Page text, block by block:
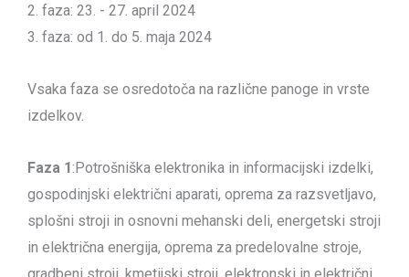
2. faza: 23. - 27. april 2024
3. faza: od 1. do 5. maja 2024
Vsaka faza se osredotoča na različne panoge in vrste
izdelkov.
Faza 1:Potrošniška elektronika in informacijski izdelki,
gospodinjski električni aparati, oprema za razsvetljavo,
splošni stroji in osnovni mehanski deli, energetski stroji
in električna energija, oprema za predelovalne stroje,
gradbeni stroji, kmetijski stroji, elektronski in električni